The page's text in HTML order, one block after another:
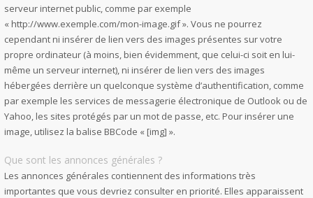
serveur internet public, comme par exemple
« http://www.exemple.com/mon-image.gif ». Vous ne pourrez
cependant ni insérer de lien vers des images présentes sur votre
propre ordinateur (à moins, bien évidemment, que celui-ci soit en lui-
même un serveur internet), ni insérer de lien vers des images
hébergées derrière un quelconque système d’authentification, comme
par exemple les services de messagerie électronique de Outlook ou de
Yahoo, les sites protégés par un mot de passe, etc. Pour insérer une
image, utilisez la balise BBCode « [img] ».
Que sont les annonces générales ?
Les annonces générales contiennent des informations très
importantes que vous devriez consulter en priorité. Elles apparaissent